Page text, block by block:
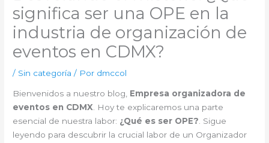
significa ser una OPE en la
industria de organización de
eventos en CDMX?
/ Sin categoría / Por dmccol
Bienvenidos a nuestro blog, Empresa organizadora de
eventos en CDMX. Hoy te explicaremos una parte
esencial de nuestra labor: ¿Qué es ser OPE?. Sigue
leyendo para descubrir la crucial labor de un Organizador